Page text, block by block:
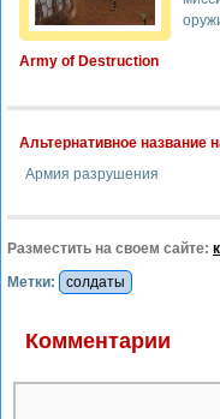
Army of Destruction
Альтернативное название
Армия разрушения
Разместить на своем сайте:
Метки:
солдаты
Комментарии